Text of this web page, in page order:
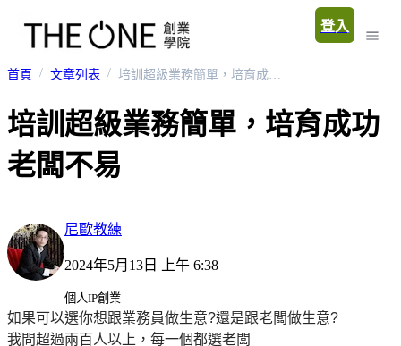
登入
首頁 文章列表 培訓超級業務簡單，培育成功老闆不易
培訓超級業務簡單，培育成功
老闆不易
尼歐教練
2024年5月13日 上午 6:38
個人IP創業
如果可以選你想跟業務員做生意?還是跟老闆做生意?
我問超過兩百人以上，每一個都選老闆